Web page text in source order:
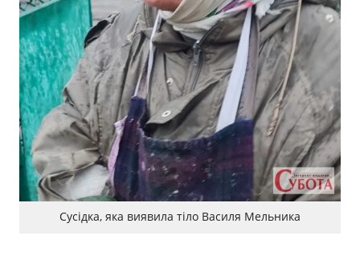
Сусідка, яка виявила тіло Василя Мельника